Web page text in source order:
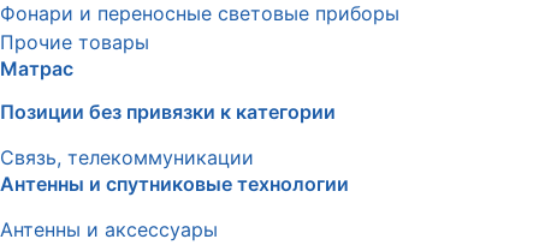
Фонари и переносные световые приборы
Прочие товары
Матрас
Позиции без привязки к категории
Связь, телекоммуникации
Антенны и спутниковые технологии
Антенны и аксессуары